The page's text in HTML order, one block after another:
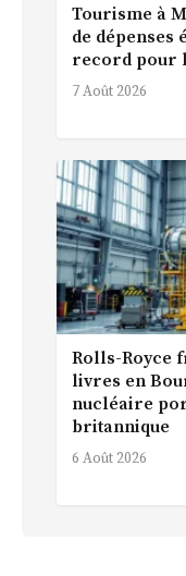
Tourisme à
de dépenses
record pour
7 Août 2026
Rolls-Royce
livres en
nucléaire
britannique
6 Août 2026